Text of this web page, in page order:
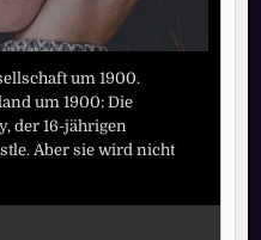
um 1900.
um 1900: Die
der 16-jährigen
Aber sie wird nicht